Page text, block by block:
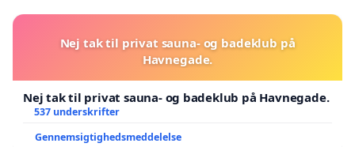
Nej tak til privat sauna- og badeklub på
Havnegade.
Nej tak til privat sauna- og badeklub på Havnegade.
537 underskrifter
Gennemsigtighedsmeddelelse